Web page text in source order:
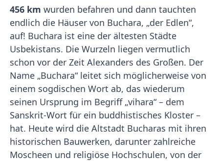
456 km wurden befahren und dann tauchten
endlich die Häuser von Buchara, „der Edlen“,
auf! Buchara ist eine der ältesten Städte
Usbekistans. Die Wurzeln liegen vermutlich
schon vor der Zeit Alexanders des Großen. Der
Name „Buchara“ leitet sich möglicherweise von
einem sogdischen Wort ab, das wiederum
seinen Ursprung im Begriff „vihara“ – dem
Sanskrit-Wort für ein buddhistisches Kloster –
hat. Heute wird die Altstadt Bucharas mit ihren
historischen Bauwerken, darunter zahlreiche
Moscheen und religiöse Hochschulen, von der